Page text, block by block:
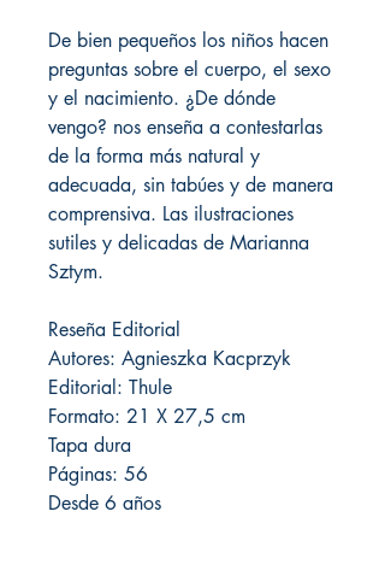
De bien pequeños los niños hacen
preguntas sobre el cuerpo, el sexo
y el nacimiento. ¿De dónde
vengo? nos enseña a contestarlas
de la forma más natural y
adecuada, sin tabúes y de manera
comprensiva. Las ilustraciones
sutiles y delicadas de Marianna
Sztym.
Reseña Editorial
Autores: Agnieszka Kacprzyk
Editorial: Thule
Formato: 21 X 27,5 cm
Tapa dura
Páginas: 56
Desde 6 años